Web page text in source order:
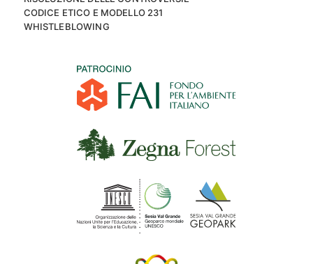
CODICE ETICO E MODELLO 231
WHISTLEBLOWING